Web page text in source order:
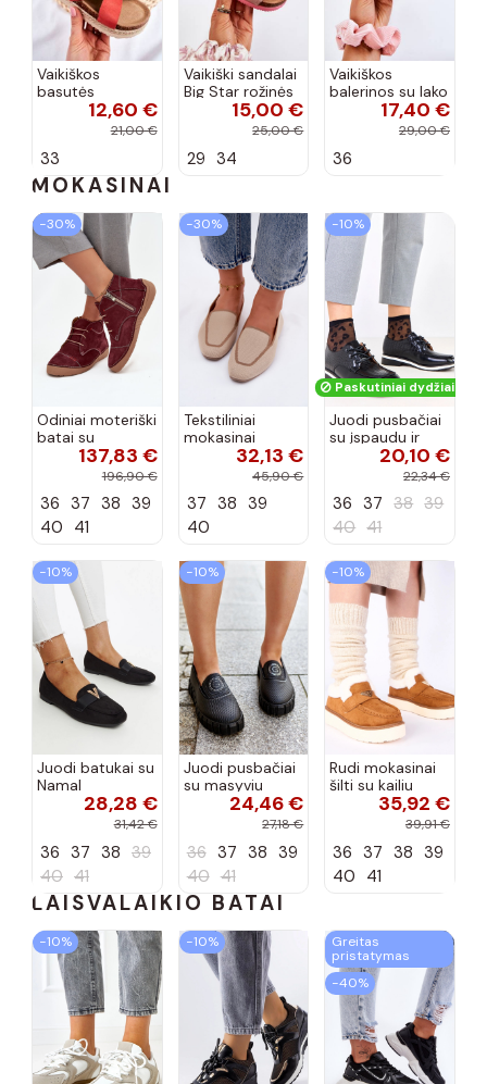
Vaikiškos
basutės
koralinės12,60 €
21,00 €
33
Vaikiški sandalai
Big Star rožinės
spalvos15,00 €
25,00 €
29 34
Vaikiškos
balerinos su lako
efektu ir
kaspinais baltos
17,40 €
29,00 €
36
MOKASINAI
−30%
Odiniai moteriški
batai su
siūlėmis, pilies
tipo, Artiker
spalvos
137,83 €
196,90 €
36 37 38 39
40 41
−30%
Tekstiliniai
mokasinai
smėlio spalvos
32,13 €
45,90 €
37 38 39
40
−10%
Paskutiniai dydžiai!
Juodi pusbačiai
su įspaudu ir
kvadratiniu
priekiu Kerawa
20,10 €
22,34 €
36 37 38 39
40 41
−10%
Juodi batukai su
Namal
dekoracija28,28 €
31,42 €
36 37 38 39
40 41
−10%
Juodi pusbačiai
su masyviu
padu Teska24,46 €
27,18 €
36 37 38 39
40 41
−10%
Rudi mokasinai
šilti su kailiu
35,92 €
39,91 €
36 37 38 39
40 41
LAISVALAIKIO BATAI
−10% −10%
Greitas
pristatymas
−40%